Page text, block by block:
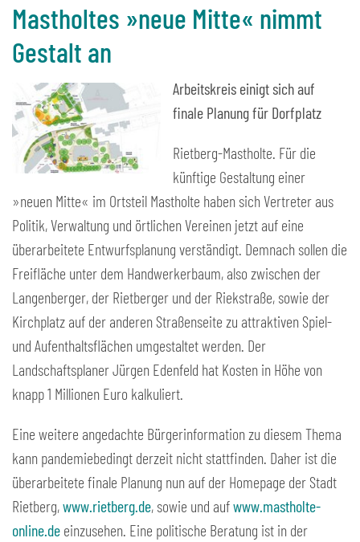
Mastholtes »neue Mitte« nimmt
Gestalt an
Arbeitskreis einigt sich auf
finale Planung für Dorfplatz
Rietberg-Mastholte. Für die
künftige Gestaltung einer
»neuen Mitte« im Ortsteil Mastholte haben sich Vertreter aus
Politik, Verwaltung und örtlichen Vereinen jetzt auf eine
überarbeitete Entwurfsplanung verständigt. Demnach sollen die
Freifläche unter dem Handwerkerbaum, also zwischen der
Langenberger, der Rietberger und der Riekstraße, sowie der
Kirchplatz auf der anderen Straßenseite zu attraktiven Spiel-
und Aufenthaltsflächen umgestaltet werden. Der
Landschaftsplaner Jürgen Edenfeld hat Kosten in Höhe von
knapp 1 Millionen Euro kalkuliert.
Eine weitere angedachte Bürgerinformation zu diesem Thema
kann pandemiebedingt derzeit nicht stattfinden. Daher ist die
überarbeitete finale Planung nun auf der Homepage der Stadt
Rietberg,www.rietberg.de, sowie und aufwww.mastholte-
online.de einzusehen. Eine politische Beratung ist in der